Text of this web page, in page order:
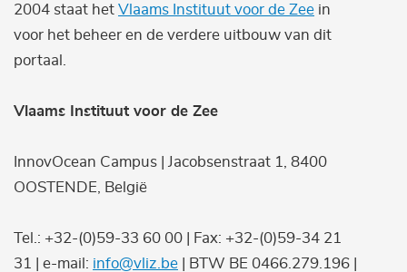
2004 staat het Vlaams Instituut voor de Zee in
voor het beheer en de verdere uitbouw van dit
portaal.
Vlaams Instituut voor de Zee
InnovOcean Campus | Jacobsenstraat 1, 8400
OOSTENDE, België
Tel.: +32-(0)59-33 60 00 | Fax: +32-(0)59-34 21
31 | e-mail: info@vliz.be | BTW BE 0466.279.196 |